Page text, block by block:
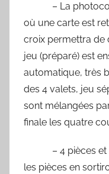
– La
où une carte est
croix permettra de
jeu (préparé) est
automatique, très
des 4 valets, jeu
sont mélangées
finale les quatre
– 4 pièces et
les pièces en